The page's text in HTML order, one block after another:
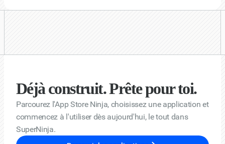
Déjà construit. Prête pour toi.
Parcourez l'App Store Ninja, choisissez une application et
commencez à l'utiliser dès aujourd'hui, le tout dans
SuperNinja.